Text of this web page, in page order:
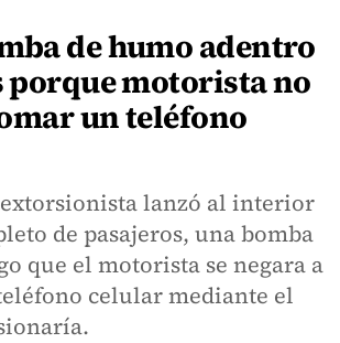
de humo adentro
porque motorista no
un teléfono
lanzó al interior
de pasajeros, una bomba
que el motorista se negara a
celular mediante el